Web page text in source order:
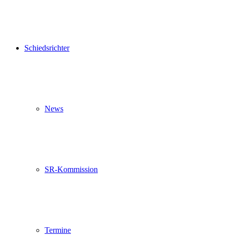
Schiedsrichter
News
SR-Kommission
Termine